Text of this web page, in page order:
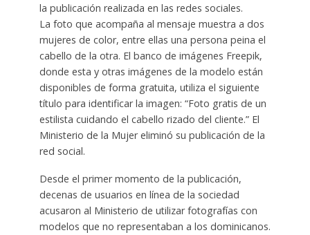
la publicación realizada en las redes sociales.
La foto que acompaña al mensaje muestra a dos
mujeres de color, entre ellas una persona peina el
cabello de la otra. El banco de imágenes Freepik,
donde esta y otras imágenes de la modelo están
disponibles de forma gratuita, utiliza el siguiente
título para identificar la imagen: “Foto gratis de un
estilista cuidando el cabello rizado del cliente.” El
Ministerio de la Mujer eliminó su publicación de la
red social.
Desde el primer momento de la publicación,
decenas de usuarios en línea de la sociedad
acusaron al Ministerio de utilizar fotografías con
modelos que no representaban a los dominicanos.